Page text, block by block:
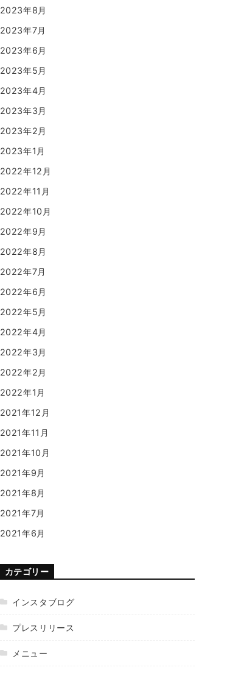
2023年8月
2023年7月
2023年6月
2023年5月
2023年4月
2023年3月
2023年2月
2023年1月
2022年12月
2022年11月
2022年10月
2022年9月
2022年8月
2022年7月
2022年6月
2022年5月
2022年4月
2022年3月
2022年2月
2022年1月
2021年12月
2021年11月
2021年10月
2021年9月
2021年8月
2021年7月
2021年6月
カテゴリー
インスタブログ
プレスリリース
メニュー